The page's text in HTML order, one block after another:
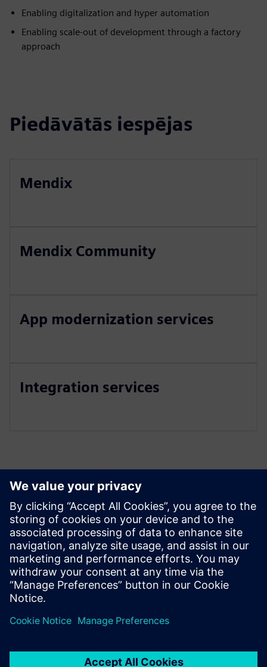
Enabling digitalization and hyper automation
Enabling scale-out of development through a factory
approach
Piedāvātās iespējas
Mendix
Mendix Community
App modernization services
Integration services
Izpētiet resursus un
saistītos produktus
Priekšnosacījumi